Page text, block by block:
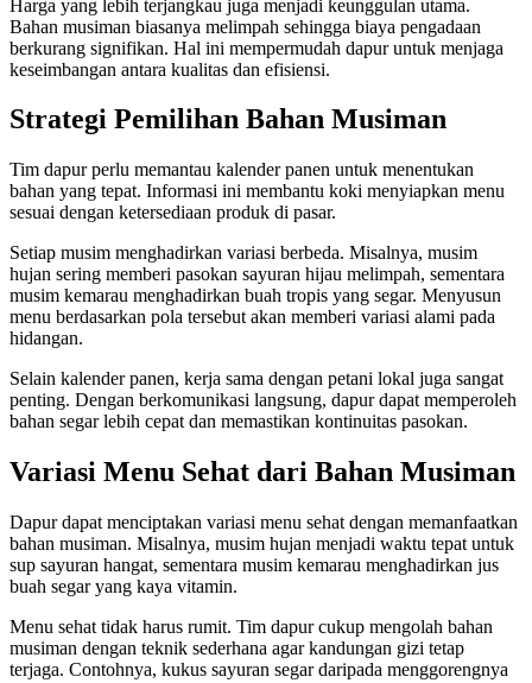
Harga yang lebih terjangkau juga menjadi keunggulan utama.
Bahan musiman biasanya melimpah sehingga biaya pengadaan
berkurang signifikan. Hal ini mempermudah dapur untuk menjaga
keseimbangan antara kualitas dan efisiensi.
Strategi Pemilihan Bahan Musiman
Tim dapur perlu memantau kalender panen untuk menentukan
bahan yang tepat. Informasi ini membantu koki menyiapkan menu
sesuai dengan ketersediaan produk di pasar.
Setiap musim menghadirkan variasi berbeda. Misalnya, musim
hujan sering memberi pasokan sayuran hijau melimpah, sementara
musim kemarau menghadirkan buah tropis yang segar. Menyusun
menu berdasarkan pola tersebut akan memberi variasi alami pada
hidangan.
Selain kalender panen, kerja sama dengan petani lokal juga sangat
penting. Dengan berkomunikasi langsung, dapur dapat memperoleh
bahan segar lebih cepat dan memastikan kontinuitas pasokan.
Variasi Menu Sehat dari Bahan Musiman
Dapur dapat menciptakan variasi menu sehat dengan memanfaatkan
bahan musiman. Misalnya, musim hujan menjadi waktu tepat untuk
sup sayuran hangat, sementara musim kemarau menghadirkan jus
buah segar yang kaya vitamin.
Menu sehat tidak harus rumit. Tim dapur cukup mengolah bahan
musiman dengan teknik sederhana agar kandungan gizi tetap
terjaga. Contohnya, kukus sayuran segar daripada menggorengnya